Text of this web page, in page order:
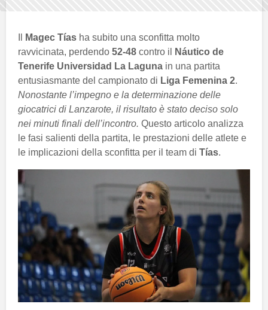
Magec Tías ha subito una sconfitta molto
ravvicinata, perdendo 52-48 contro il
Náutico de
Tenerife Universidad La Laguna in una partita
entusiasmante del campionato di Liga Femenina 2.
Nonostante l’impegno e la determinazione delle
giocatrici di Lanzarote, il risultato è stato deciso solo
nei minuti finali dell’incontro. Questo articolo analizza
le fasi salienti della partita, le prestazioni delle atlete e
le implicazioni della sconfitta per il team di Tías.